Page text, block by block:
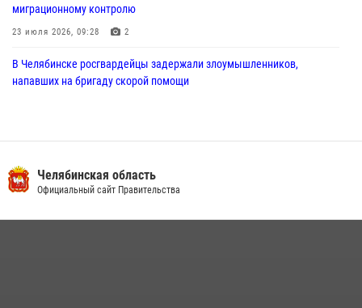
миграционному контролю
23 июля 2026, 09:28 2
В Челябинске росгвардейцы задержали злоумышленников,
напавших на бригаду скорой помощи
13 июля 2026, 03:02 5
Челябинская область
Официальный сайт Правительства